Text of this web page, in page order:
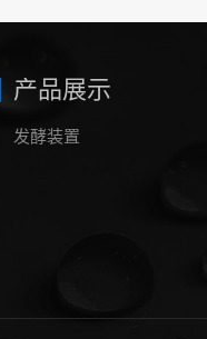
产品展示
发酵装置